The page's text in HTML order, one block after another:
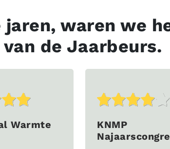
jaren, waren we
de Jaarbeurs.
Warmte
KNMP